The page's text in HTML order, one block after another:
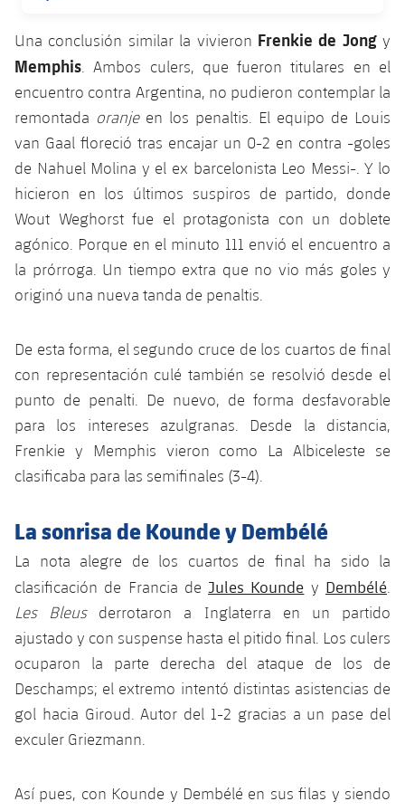
Calendario
Resultados
Clasificaciones
Fotos
Voleibol masculino
Voleibol femenino
plusicon
más
Apúntate a las amateurs
Carnet de las Secciones Amateurs
PLUSICON
MÁS
League of Legends
VALORANT Rising
VALORANT Game Changers
eFootball
Una conclusión similar la vivieron Frenkie de Jongy
Memphis . Ambos culers, que fueron titulares en el
encuentro contra Argentina, no pudieron contemplar la
remontada oranjeen los penaltis. El equipo de Louis
van Gaal floreció tras encajar un 0-2 en contra -goles
de Nahuel Molina y el ex barcelonista Leo Messi-. Y lo
hicieron en los últimos suspiros de partido, donde
Wout Weghorst fue el protagonista con un doblete
agónico. Porque en el minuto 111 envió el encuentro a
la prórroga. Un tiempo extra que no vio más goles y
originó una nueva tanda de penaltis.
De esta forma, el segundo cruce de los cuartos de final
con representación culé también se resolvió desde el
punto de penalti. De nuevo, de forma desfavorable
para los intereses azulgranas. Desde la distancia,
Frenkie y Memphis vieron como La Albiceleste se
clasificaba para las semifinales (3-4).
La sonrisa de Kounde y Dembélé
La nota alegre de los cuartos de final ha sido la
clasificación de Francia de Jules Kounde y Dembélé
Les Bleusderrotaron a Inglaterra en un partido
ajustado y con suspense hasta el pitido final. Los culers
ocuparon la parte derecha del ataque de los de
Deschamps; el extremo intentó distintas asistencias de
gol hacia Giroud. Autor del 1-2 gracias a un pase del
exculer Griezmann.
Así pues, con Kounde y Dembélé en sus filas y siendo